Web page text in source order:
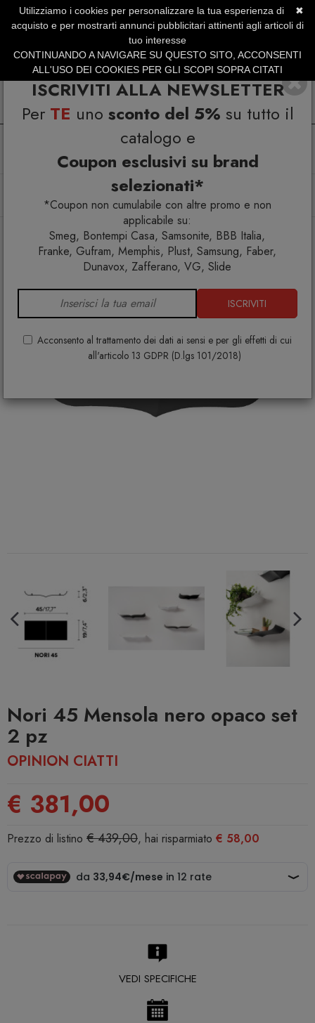
ISCRIVITI ALLA NEWSLETTER
Per TE uno sconto del 5% su tutto il
catalogo e
Coupon esclusivi su brand
selezionati*
*Coupon non cumulabile con altre promo e non
applicabile su:
Smeg, Bontempi Casa, Samsonite, BBB Italia,
Franke, Gufram, Memphis, Plust, Samsung, Faber,
Dunavox, Zafferano, VG, Slide
ISCRIVITI
Acconsento al trattamento dei dati ai sensi e per gli effetti di cui
all'articolo 13 GDPR (D.lgs 101/2018)
SERVIZIO CLIENTI +39.0773.470.562
SUMMER SALES | Fino al 31 Agosto
Arredo interno
Nori 45 Mensola nero opaco set 2 pz
Nori 45 Mensola nero opaco set
2 pz
OPINION CIATTI
€ 381,00
Prezzo di listino € 439,00, hai risparmiato € 58,00
VEDI SPECIFICHE
✖
Utilizziamo i cookies per personalizzare la tua esperienza di
acquisto e per mostrarti annunci pubblicitari attinenti agli articoli di
tuo interesse
CONTINUANDO A NAVIGARE SU QUESTO SITO, ACCONSENTI
ALL'USO DEI COOKIES PER GLI SCOPI SOPRA CITATI